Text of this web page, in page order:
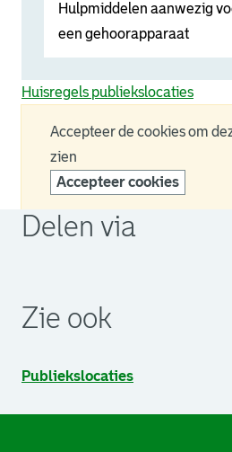
Hulpmiddelen aanwezig
een gehoorapparaat
Huisregels publiekslocaties
Accepteer de cookies om
zien
Accepteer cookies
Delen via
Zie ook
Publiekslocaties